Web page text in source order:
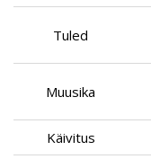
Tuled
Muusika
Käivitus